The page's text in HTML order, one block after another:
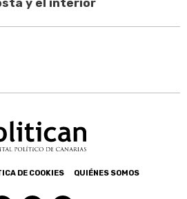
y el interior
DE COOKIES QUIÉNES SOMOS